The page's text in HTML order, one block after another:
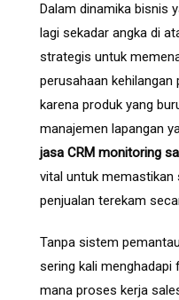
Dalam dinamika bisnis
lagi sekadar angka di
strategis untuk
perusahaan
karena produk yang
manajemen lapangan
jasa CRM monitoring
vital untuk memastikan
penjualan terekam
Tanpa sistem
sering kali menghadapi
mana proses kerja